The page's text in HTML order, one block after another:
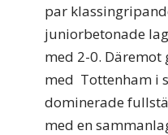
par
juniorbetonade
med 2-0. Däremot
med Tottenham i
dominerade
med en